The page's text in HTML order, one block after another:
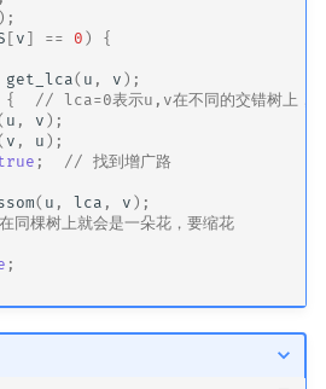
);
[ v ] == 0 )
{
get_lca( u , v );
{
// lca=0表示u,v在不同的交错树上，
u , v );
v , u );
;
// 找到增广路
( u , lca , v );
棵树上就会是一朵花，要缩花
;